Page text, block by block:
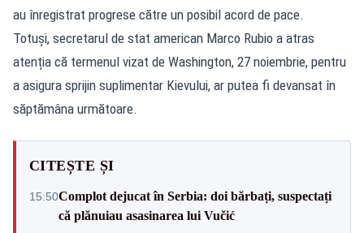
au înregistrat progrese către un posibil acord de pace.
Totuși, secretarul de stat american Marco Rubio a atras
atenția că termenul vizat de Washington, 27 noiembrie, pentru
a asigura sprijin suplimentar Kievului, ar putea fi devansat în
săptămâna următoare.
CITEȘTE ȘI
15:50Complot dejucat în Serbia: doi bărbați, suspectați
că plănuiau asasinarea lui Vučić